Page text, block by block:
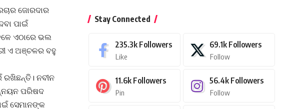
ଜୋରଦାର
ପାଇଁ
ଏଠାରେ ଭଲ
ଏ ଅଞ୍ଚଳର ବହୁ
ନବୀନ
ପରିଷଦ
ସେମାନଙ୍କ
Stay Connected
235.3k Followers
Like
69.1k Followers
Follow
11.6k Followers
Pin
56.4k Followers
Follow